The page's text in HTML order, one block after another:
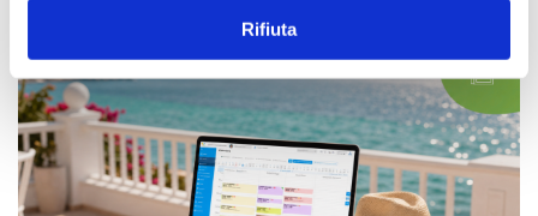
Rifiuta